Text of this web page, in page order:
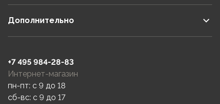
Дополнительно
+7 495 984-28-83
Интернет-магазин
пн-пт: c 9 до 18
сб-вс: c 9 до 17